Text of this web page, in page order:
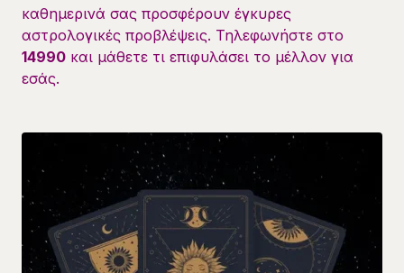
καθημερινά σας προσφέρουν έγκυρες
αστρολογικές προβλέψεις. Τηλεφωνήστε στο
14990 και μάθετε τι επιφυλάσει το μέλλον για
εσάς.